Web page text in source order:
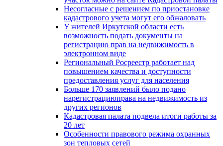
Несогласные с решением по приостановке
кадастрового учета могут его обжаловать
У жителей Иркутской области есть
возможность подать документы на
регистрацию прав на недвижимость в
электронном виде
Региональный Росреестр работает над
повышением качества и доступности
предоставления услуг для населения
Больше 170 заявлений было подано
нарегистрациюправа на недвижимость из
других регионов
Кадастровая палата подвела итоги работы за
20 лет
Особенности правового режима охранных
зон тепловых сетей